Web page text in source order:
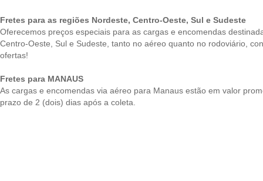
Fretes para as regiões Nordeste, Centro-Oeste, Sul e Sudeste
Oferecemos preços especiais para as cargas e encomendas
Centro-Oeste, Sul e Sudeste, tanto no aéreo quanto no rodoviário,
ofertas!
Fretes para MANAUS
As cargas e encomendas via aéreo para Manaus estão em valor
prazo de 2 (dois) dias após a coleta.